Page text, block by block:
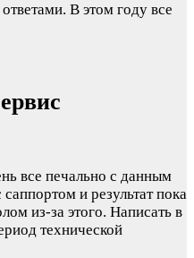
В этом году все
все печально с данным
и результат пока
из-за этого. Написать в
технической